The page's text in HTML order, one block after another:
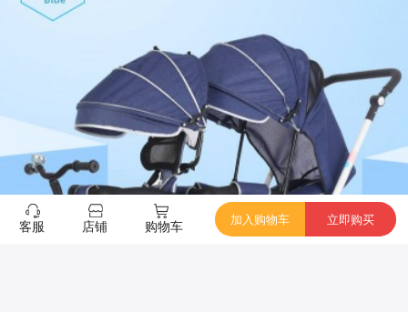
客服 店铺 购物车 加入购物车 立即购买